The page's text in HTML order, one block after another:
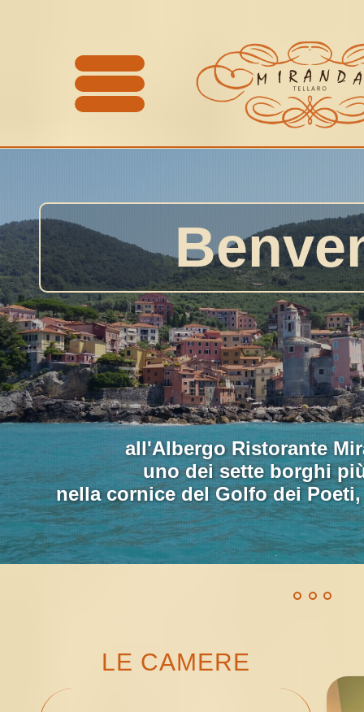
HOME
STORIA
all'Albergo Ristorante
uno dei sette borghi
nella cornice del Golfo dei
LE CAMERE